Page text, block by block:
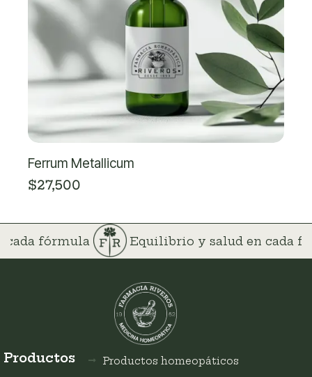
Ferrum Metallicum
$27,500
cada fórmula Equilibrio y salud en cada
Productos
Productos homeopáticos